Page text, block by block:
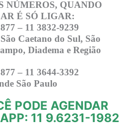
NÚMEROS, QUANDO
É SÓ LIGAR:
– 11 3832-9239
Caetano do Sul, São
Diadema e Região
– 11 3644-3392
São Paulo
PODE AGENDAR
11 9.6231-1982